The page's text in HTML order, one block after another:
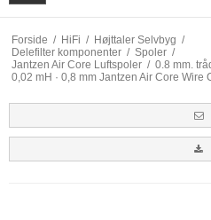
Forside / HiFi / Højttaler Selvbyg /
Delefilter komponenter / Spoler /
Jantzen Air Core Luftspoler / 0.8 mm.
0,02 mH · 0,8 mm Jantzen Air Core Wire